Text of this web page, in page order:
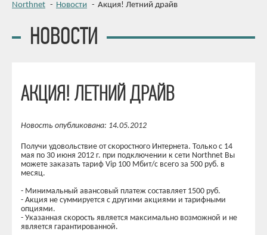
Northnet - Новости - Акция! Летний драйв
НОВОСТИ
АКЦИЯ! ЛЕТНИЙ ДРАЙВ
Новость опубликована: 14.05.2012
Получи удовольствие от скоростного Интернета. Только с 14
мая по 30 июня 2012 г. при подключении к сети Northnet Вы
можете заказать тариф Vip 100 Мбит/с всего за 500 руб. в
месяц.
- Минимальный авансовый платеж составляет 1500 руб.
- Акция не суммируется с другими акциями и тарифными
опциями.
- Указанная скорость является максимально возможной и не
является гарантированной.